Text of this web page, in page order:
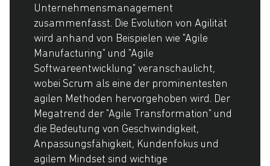
Unternehmensmanagement
zusammenfasst. Die Evolution von Agilität
wird anhand von Beispielen wie "Agile
Manufacturing" und "Agile
Softwareentwicklung" veranschaulicht,
wobei Scrum als eine der prominentesten
agilen Methoden hervorgehoben wird. Der
Megatrend der "Agile Transformation" und
die Bedeutung von Geschwindigkeit,
Anpassungsfähigkeit, Kundenfokus und
agilem Mindset sind wichtige